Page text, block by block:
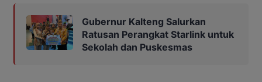
Gubernur Kalteng Salurkan
Ratusan Perangkat Starlink untuk
Sekolah dan Puskesmas